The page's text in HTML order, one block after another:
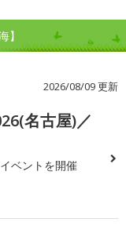
】
2026/08/09 更新
名古屋)／
ベントを開催